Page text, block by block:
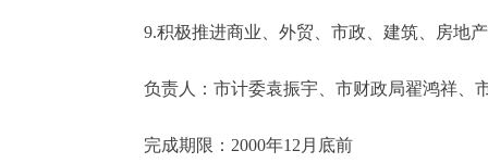
9.积极推进商业、外贸、市政、建筑、房地产
负责人：市计委袁振宇、市财政局翟鸿祥、
完成期限：2000年12月底前